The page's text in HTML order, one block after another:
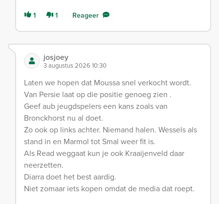
1 1 Reageer
josjoey
3 augustus 2026 10:30
Laten we hopen dat Moussa snel verkocht wordt.
Van Persie laat op die positie genoeg zien .
Geef aub jeugdspelers een kans zoals van
Bronckhorst nu al doet.
Zo ook op links achter. Niemand halen. Wessels als
stand in en Marmol tot Smal weer fit is.
Als Read weggaat kun je ook Kraaijenveld daar
neerzetten.
Diarra doet het best aardig.
Niet zomaar iets kopen omdat de media dat roept.